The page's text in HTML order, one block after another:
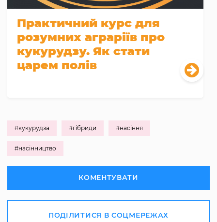
Практичний курс для
розумних аграріїв про
кукурудзу. Як стати
царем полів
#кукурудза #гібриди #насіння
#насінництво
КОМЕНТУВАТИ
ПОДІЛИТИСЯ В СОЦМЕРЕЖАХ